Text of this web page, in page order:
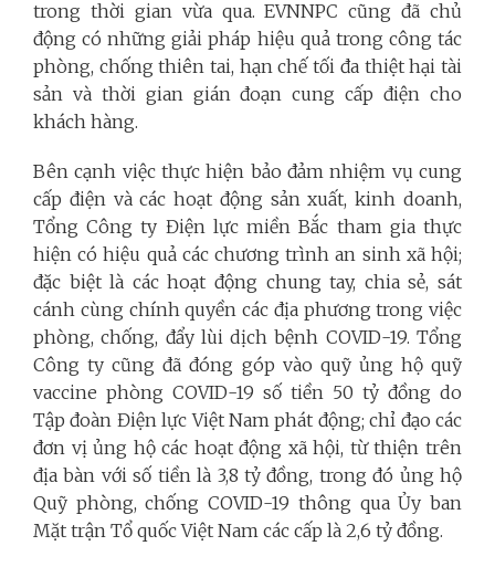
trong thời gian vừa qua. EVNNPC cũng đã chủ
động có những giải pháp hiệu quả trong công tác
phòng, chống thiên tai, hạn chế tối đa thiệt hại tài
sản và thời gian gián đoạn cung cấp điện cho
khách hàng.
Bên cạnh việc thực hiện bảo đảm nhiệm vụ cung
cấp điện và các hoạt động sản xuất, kinh doanh,
Tổng Công ty Điện lực miền Bắc tham gia thực
hiện có hiệu quả các chương trình an sinh xã hội;
đặc biệt là các hoạt động chung tay, chia sẻ, sát
cánh cùng chính quyền các địa phương trong việc
phòng, chống, đẩy lùi dịch bệnh COVID-19. Tổng
Công ty cũng đã đóng góp vào quỹ ủng hộ quỹ
vaccine phòng COVID-19 số tiền 50 tỷ đồng do
Tập đoàn Điện lực Việt Nam phát động; chỉ đạo các
đơn vị ủng hộ các hoạt động xã hội, từ thiện trên
địa bàn với số tiền là 3,8 tỷ đồng, trong đó ủng hộ
Quỹ phòng, chống COVID-19 thông qua Ủy ban
Mặt trận Tổ quốc Việt Nam các cấp là 2,6 tỷ đồng.